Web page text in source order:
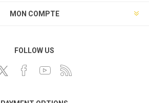
MON COMPTE
FOLLOW US